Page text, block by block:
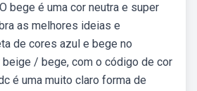
bege é uma cor neutra e super
as melhores ideias e
de cores azul e bege no
/ bege, com o código de cor
é uma muito claro forma de